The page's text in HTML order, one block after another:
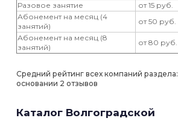
Разовое занятие
от 15 руб.
Абонемент на месяц (4
занятий)
от 50 руб.
Абонемент на месяц (8
занятий)
от 80 руб.
Средний рейтинг всех компаний раздела:
основании 2 отзывов
Каталог Волгоградской